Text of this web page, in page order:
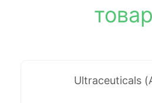
Ultraceuticals